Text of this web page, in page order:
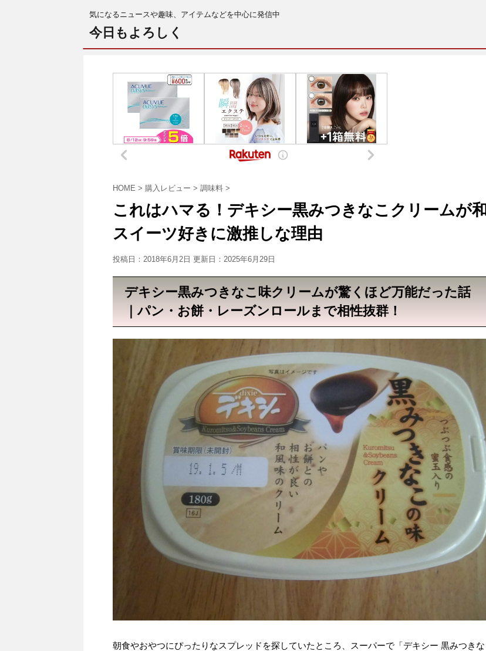
気になるニュースや趣味、アイテムなどを中心に発信中
今日もよろしく
HOME > 購入レビュー > 調味料 >
これはハマる！デキシー黒みつきなこクリームが和
スイーツ好きに激推しな理由
投稿日：2018年6月2日 更新日： 2025年6月29日
デキシー黒みつきなこ味クリームが驚くほど万能だった話
｜パン・お餅・レーズンロールまで相性抜群！
朝食やおやつにぴったりなスプレッドを探していたところ、スーパーで「デキシー 黒みつきな